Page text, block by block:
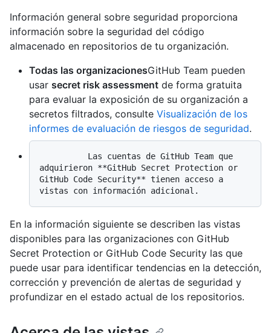
Información general sobre seguridad proporciona
información sobre la seguridad del código
almacenado en repositorios de tu organización.
Todas las organizacionesGitHub Team pueden
usar secret risk assessment de forma gratuita
para evaluar la exposición de su organización a
secretos filtrados, consulte Visualización de los
informes de evaluación de riesgos de seguridad.
adquirieron **GitHub Secret Protection or
GitHub Code Security** tienen acceso a
En la información siguiente se describen las vistas
disponibles para las organizaciones con GitHub
Secret Protection or GitHub Code Security las que
puede usar para identificar tendencias en la detección,
corrección y prevención de alertas de seguridad y
profundizar en el estado actual de los repositorios.